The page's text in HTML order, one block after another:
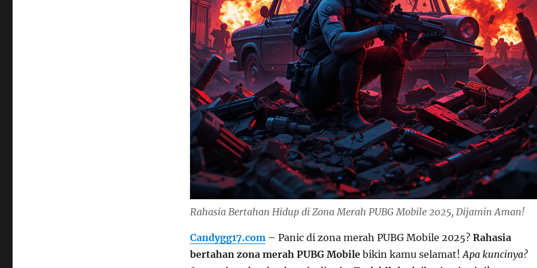
Rahasia Bertahan Hidup di Zona Merah PUBG Mobile 2025, Dijamin Aman!
Candygg17.com– Panic di zona merah PUBG Mobile 2025? Rahasia
bertahan zona merah PUBG Mobilebikin kamu selamat!Apa kuncinya?